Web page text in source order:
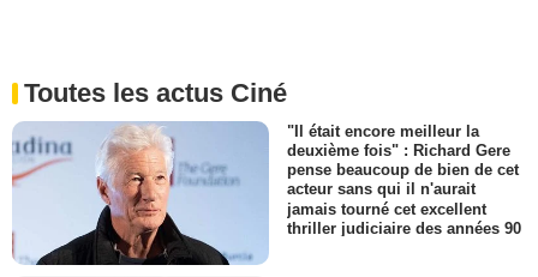
Toutes les actus Ciné
"Il était encore meilleur la
deuxième fois" : Richard Gere
pense beaucoup de bien de cet
acteur sans qui il n'aurait
jamais tourné cet excellent
thriller judiciaire des années 90